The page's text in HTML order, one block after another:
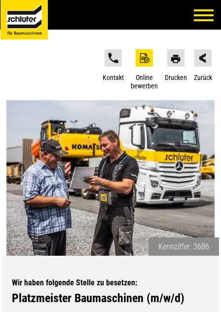
Kontakt
Online
bewerben
Drucken Zurück
Kennziffer: 3686
Wir haben folgende Stelle zu besetzen:
Platzmeister Baumaschinen (m/w/d)